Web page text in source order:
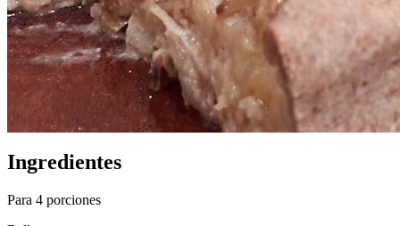
Ingredientes
Para 4 porciones